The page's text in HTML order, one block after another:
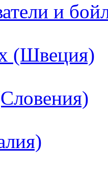
и
(Швеция)